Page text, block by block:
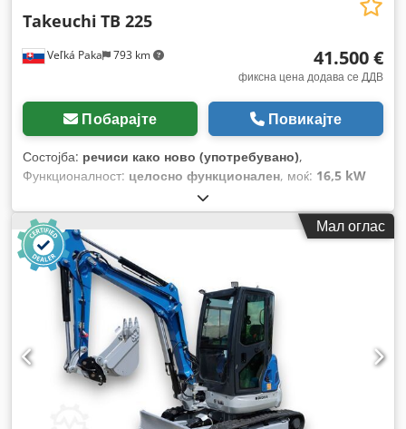
Veľká Paka 793 km
Takeuchi TB 225
41.500 €
фиксна цена додава се ДДВ
Побарајте Повикајте
Состојба: речиси како ново (употребувано),
Функционалност: целосно функционален, моќ: 16,5 kW
, тип на гориво:
вкупна тежина:2.400 кг, работна тежина:2.530 кг, прва
регистрација:
2025 , работни
часови:330 h, број на машина/возило:
гумирани гусеници, кабина, прилагодливо шасија
Мал оглас